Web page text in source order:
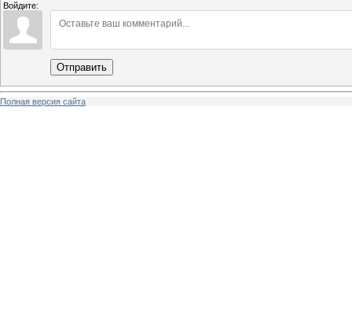
Войдите:
Отправить
Полная версия сайта